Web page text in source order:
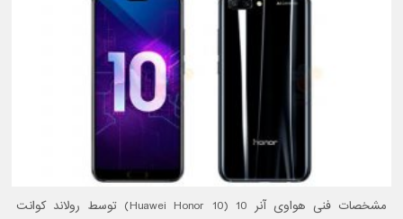
مشخصات فنی هواوی آنر 10 (Huawei Honor 10) توسط رولاند کوانت